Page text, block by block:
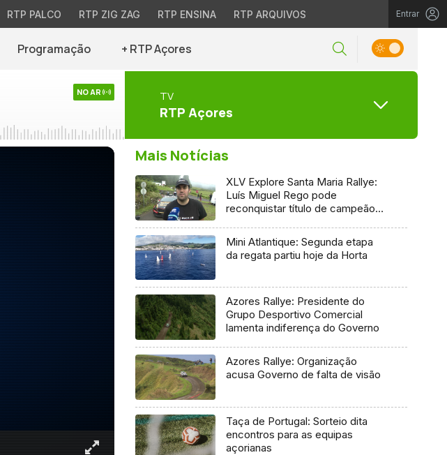
RTP PALCO RTP ZIG ZAG RTP ENSINA RTP ARQUIVOS Entrar
Programação + RTP Açores
NO AR TV
RTP Açores
Mais Notícias
XLV Explore Santa Maria Rallye:
Luís Miguel Rego pode
reconquistar título de campeão
Mini Atlantique: Segunda etapa
da regata partiu hoje da Horta
Azores Rallye: Presidente do
Grupo Desportivo Comercial
lamenta indiferença do Governo
Azores Rallye: Organização
acusa Governo de falta de visão
Taça de Portugal: Sorteio dita
encontros para as equipas
açorianas